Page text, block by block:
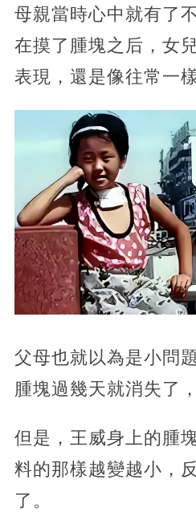
母親當時心中就有了
在摸了腫塊之后，女
表現，還是像往常一
父母也就以為是小問
腫塊過幾天就消失了
但是，王威身上的腫
料的那樣越變越小，
了。